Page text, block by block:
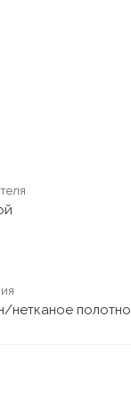
нетканое полотно